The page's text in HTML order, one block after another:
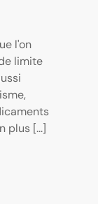
l'on
limite
plus [...]